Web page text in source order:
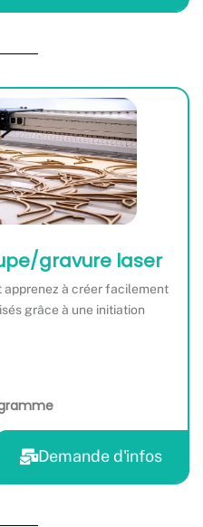
gravure laser
apprenez à créer facilement
grâce à une initiation
Demande d'infos